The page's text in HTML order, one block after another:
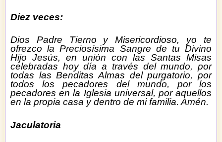
Diez veces:
Dios Padre Tierno y Misericordioso, yo te
ofrezco la Preciosísima Sangre de tu Divino
Hijo Jesús, en unión con las Santas Misas
celebradas hoy día a través del mundo, por
todas las Benditas Almas del purgatorio, por
todos los pecadores del mundo, por los
pecadores en la Iglesia universal, por aquellos
en la propia casa y dentro de mi familia. Amén.
Jaculatoria